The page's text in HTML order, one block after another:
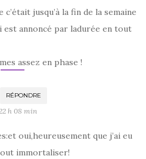
c’était jusqu’à la fin de la semaine
est annoncé par ladurée en tout
assez en phase !
RÉPONDRE
h 08 min
oui,heureusement que j’ai eu
immortaliser!